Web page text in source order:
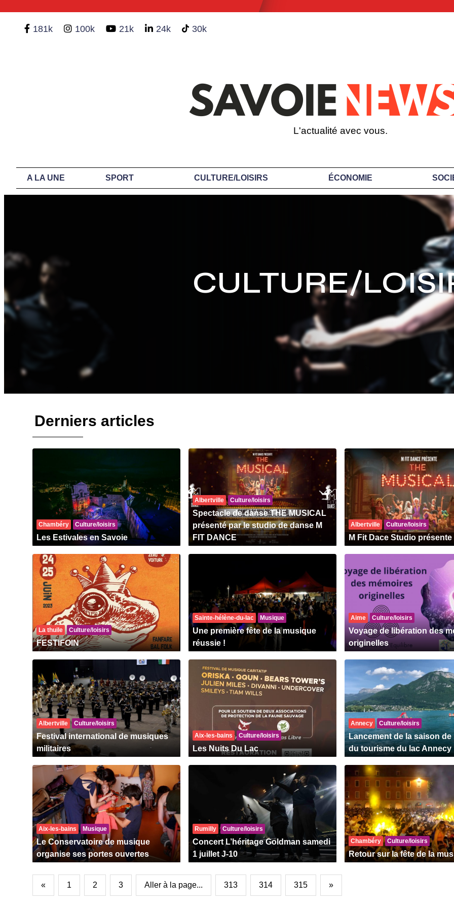
181k 100k 21k 24k 30k
L'actualité avec vous.
A LA UNE SPORT CULTURE/LOISIRS ÉCONOMIE
CULTURE/
Derniers articles
Chambéry Culture/loisirs
Les Estivales en Savoie
Albertville Culture/loisirs
Spectacle de danse THE MUSICAL
présenté par le studio de danse M
FIT DANCE
Albertville Culture/loisirs
M Fit Dace Studio
La thuile Culture/loisirs
FESTIFOIN
Sainte-hélène-du-lac Musique
Une première fête de la musique
réussie !
Aime Culture/loisirs
Voyage de libération des
originelles
Albertville Culture/loisirs
Festival international de musiques
militaires
Aix-les-bains Culture/loisirs
Les Nuits Du Lac
Annecy Culture/loisirs
Lancement de la saison de
du tourisme du lac Annecy
Aix-les-bains Musique
Le Conservatoire de musique
organise ses portes ouvertes
Rumilly Culture/loisirs
Concert L’héritage Goldman samedi
1 juillet J-10
Chambéry Culture/loisirs
Retour sur la fête de la
« 1 2 3 Aller à la page... 313 314 315 »